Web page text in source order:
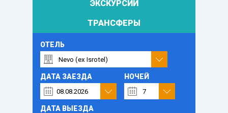
ЭКСКУРСИИ
ТРАНСФЕРЫ
ОТЕЛЬ
ДАТА ЗАЕЗДА НОЧЕЙ
ДАТА ВЫЕЗДА